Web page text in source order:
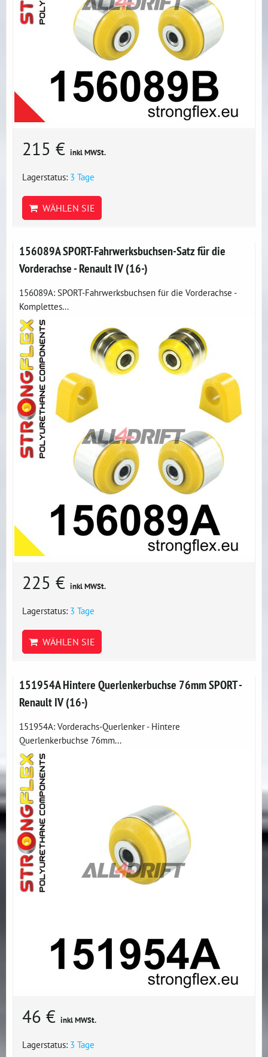
215 € inkl MWSt.
Lagerstatus: 3 Tage
WÄHLEN SIE
156089A SPORT-Fahrwerksbuchsen-Satz für die
Vorderachse - Renault IV (16-)
156089A: SPORT-Fahrwerksbuchsen für die Vorderachse -
Komplettes...
225 € inkl MWSt.
Lagerstatus: 3 Tage
WÄHLEN SIE
151954A Hintere Querlenkerbuchse 76mm SPORT -
Renault IV (16-)
151954A: Vorderachs-Querlenker - Hintere
Querlenkerbuchse 76mm...
46 € inkl MWSt.
Lagerstatus: 3 Tage